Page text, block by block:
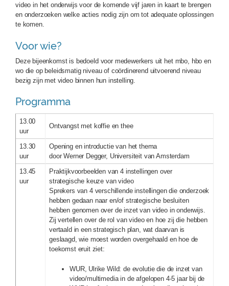
video in het onderwijs voor de komende vijf jaren in kaart te brengen
en onderzoeken welke acties nodig zijn om tot adequate oplossingen
te komen.
Voor wie?
Deze bijeenkomst is bedoeld voor medewerkers uit het mbo, hbo en
wo die op beleidsmatig niveau of coördinerend uitvoerend niveau
bezig zijn met video binnen hun instelling.
Programma
13.00
uur
Ontvangst met koffie en thee
13.30
uur
Opening en introductie van het thema
door Werner Degger, Universiteit van Amsterdam
13.45
uur
Praktijkvoorbeelden van 4 instellingen over
strategische keuze van video
Sprekers van 4 verschillende instellingen die onderzoek
hebben gedaan naar en/of strategische besluiten
hebben genomen over de inzet van video in onderwijs.
Zij vertellen over de rol van video en hoe zij die hebben
vertaald in een strategisch plan, wat daarvan is
geslaagd, wie moest worden overgehaald en hoe de
toekomst eruit ziet:
WUR, Ulrike Wild: de evolutie die de inzet van
video/multimedia in de afgelopen 4-5 jaar bij de